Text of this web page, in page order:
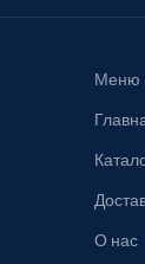
Меню
О нас